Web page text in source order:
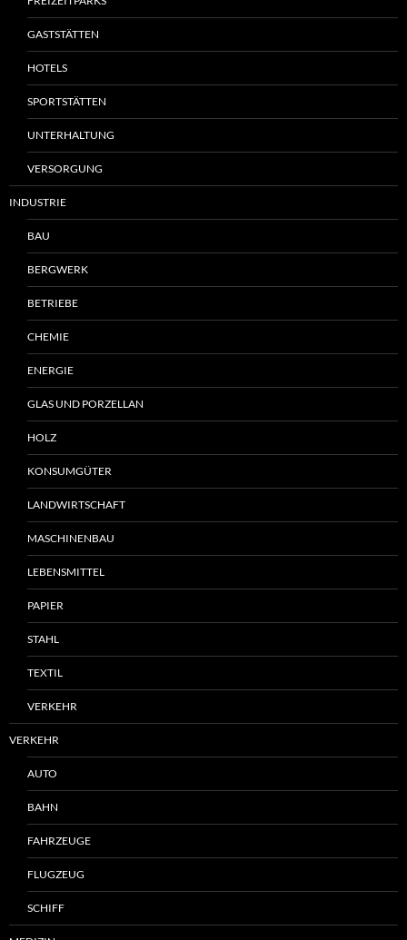
GASTSTÄTTEN
HOTELS
SPORTSTÄTTEN
UNTERHALTUNG
VERSORGUNG
INDUSTRIE
BAU
BERGWERK
BETRIEBE
CHEMIE
ENERGIE
GLAS UND PORZELLAN
HOLZ
KONSUMGÜTER
LANDWIRTSCHAFT
MASCHINENBAU
LEBENSMITTEL
PAPIER
STAHL
TEXTIL
VERKEHR
VERKEHR
AUTO
BAHN
FAHRZEUGE
FLUGZEUG
SCHIFF